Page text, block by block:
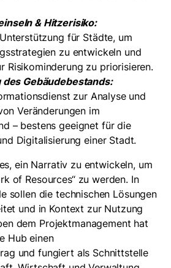
& Hitzerisiko:
für Städte, um
zu entwickeln und
Risikominderung zu priorisieren.
Gebäudebestands:
zur Analyse und
Veränderungen im
– bestens geeignet für die
Digitalisierung einer Stadt.
ein Narrativ zu entwickeln, um
of Resources“ zu werden. In
sollen die technischen Lösungen
und in Kontext zur Nutzung
dem Projektmanagement hat
Hub einen
und fungiert als Schnittstelle